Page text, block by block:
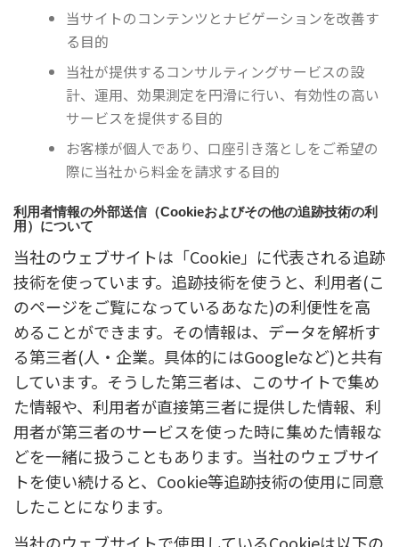
当サイトのコンテンツとナビゲーションを改善す
る目的
当社が提供するコンサルティングサービスの設
計、運用、効果測定を円滑に行い、有効性の高い
サービスを提供する目的
お客様が個人であり、口座引き落としをご希望の
際に当社から料金を請求する目的
利用者情報の外部送信（Cookieおよびその他の追跡技術の利
用）について
当社のウェブサイトは「Cookie」に代表される追跡
技術を使っています。追跡技術を使うと、利用者(こ
のページをご覧になっているあなた)の利便性を高
めることができます。その情報は、データを解析す
る第三者(人・企業。具体的にはGoogleなど)と共有
しています。そうした第三者は、このサイトで集め
た情報や、利用者が直接第三者に提供した情報、利
用者が第三者のサービスを使った時に集めた情報な
どを一緒に扱うこともあります。当社のウェブサイ
トを使い続けると、Cookie等追跡技術の使用に同意
したことになります。